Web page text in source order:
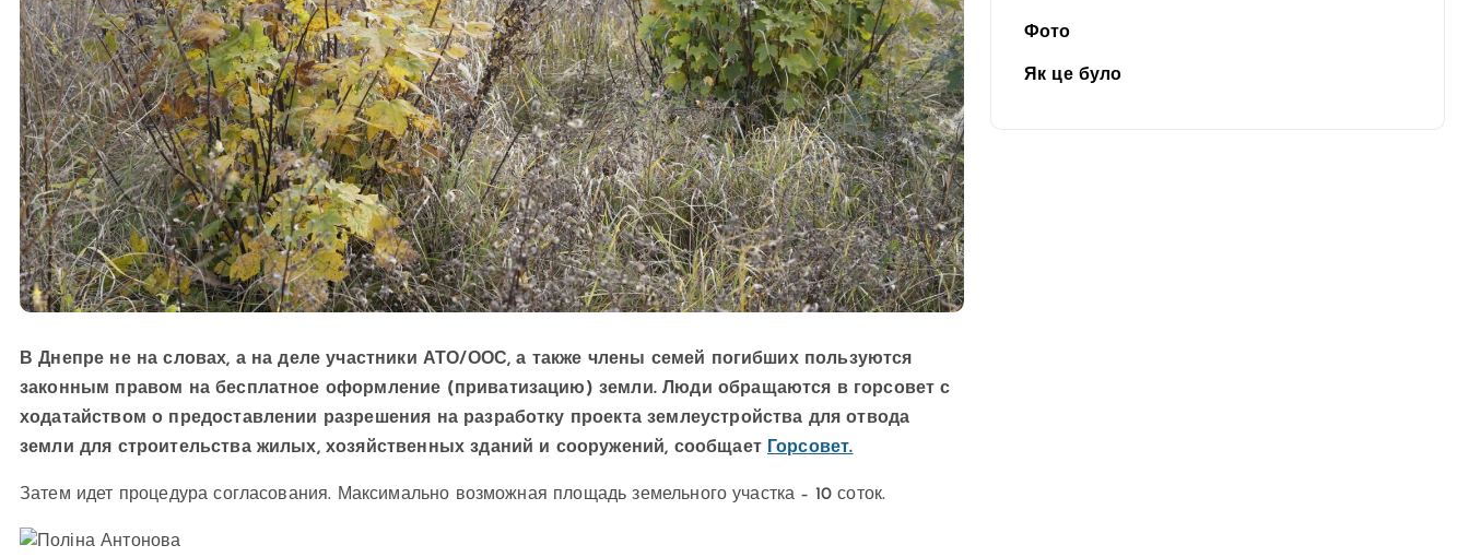
В Днепре не на словах, а на деле участники АТО/ООС, а также члены семей погибших пользуются
законным правом на бесплатное оформление (приватизацию) земли. Люди обращаются в горсовет с
ходатайством о предоставлении разрешения на разработку проекта землеустройства для отвода
земли для строительства жилых, хозяйственных зданий и сооружений, сообщает
Горсовет.
Затем идет процедура согласования. Максимально возможная площадь земельного участка – 10 соток.
Фото
Як це було